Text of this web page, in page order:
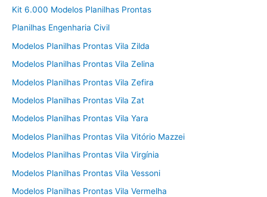
Kit 6.000 Modelos Planilhas Prontas
Planilhas Engenharia Civil
Modelos Planilhas Prontas Vila Zilda
Modelos Planilhas Prontas Vila Zelina
Modelos Planilhas Prontas Vila Zefira
Modelos Planilhas Prontas Vila Zat
Modelos Planilhas Prontas Vila Yara
Modelos Planilhas Prontas Vila Vitório Mazzei
Modelos Planilhas Prontas Vila Virgínia
Modelos Planilhas Prontas Vila Vessoni
Modelos Planilhas Prontas Vila Vermelha